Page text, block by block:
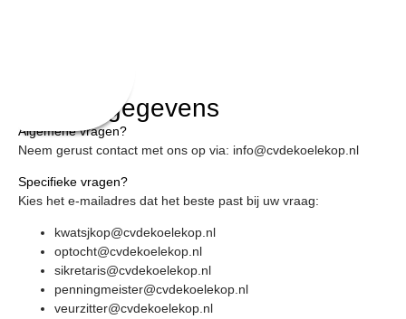
Contactgegevens
Algemene vragen?
Neem gerust contact met ons op via: info@cvdekoelekop.nl
Specifieke vragen?
Kies het e-mailadres dat het beste past bij uw vraag:
kwatsjkop@cvdekoelekop.nl
optocht@cvdekoelekop.nl
sikretaris@cvdekoelekop.nl
penningmeister@cvdekoelekop.nl
veurzitter@cvdekoelekop.nl